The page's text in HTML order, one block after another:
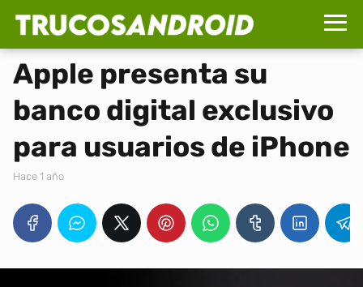
Apple presenta su
banco digital exclusivo
para usuarios de iPhone
hace 1 año